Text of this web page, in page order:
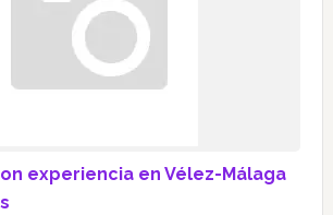
experiencia en Vélez-Málaga